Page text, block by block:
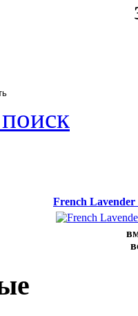
French Lavender